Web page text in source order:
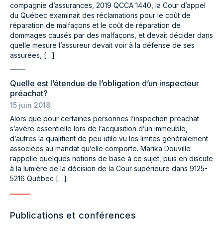
compagnie d’assurances, 2019 QCCA 1440, la Cour d’appel
du Québec examinait des réclamations pour le coût de
réparation de malfaçons et le coût de réparation de
dommages causés par des malfaçons, et devait décider dans
quelle mesure l’assureur devait voir à la défense de ses
assurées, […]
Quelle est l’étendue de l’obligation d’un inspecteur
préachat?
15 juin 2018
Alors que pour certaines personnes l’inspection préachat
s’avère essentielle lors de l’acquisition d’un immeuble,
d’autres la qualifient de peu utile vu les limites généralement
associées au mandat qu’elle comporte. Marika Douville
rappelle quelques notions de base à ce sujet, puis en discute
à la lumière de la décision de la Cour supérieure dans 9125-
5216 Québec […]
Publications et conférences